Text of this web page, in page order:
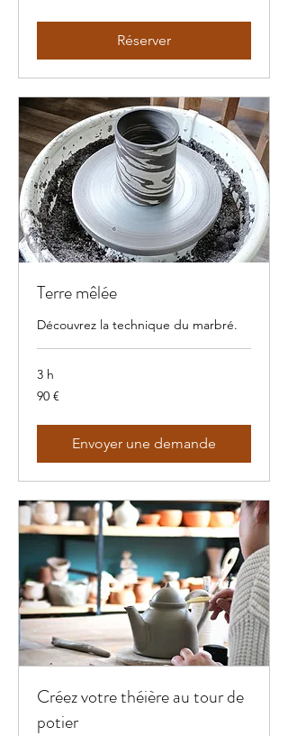
Réserver
Terre mêlée
Découvrez la technique du marbré.
3 h
90
euros
90 €
Envoyer une demande
Créez votre théière au tour de
potier